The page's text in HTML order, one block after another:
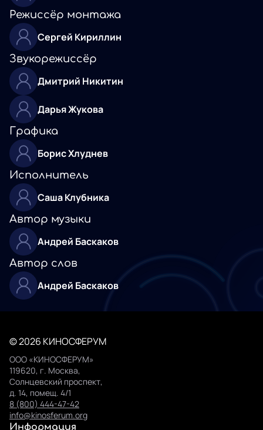
Режиссёр монтажа
Сергей Кириллин
Звукорежиссёр
Дмитрий Никитин
Дарья Жукова
Графика
Борис Хлуднев
Исполнитель
Саша Клубника
Автор музыки
Андрей Баскаков
Автор слов
Андрей Баскаков
© 2026 КИНОСФЕРУМ
ООО «КИНОСФЕРУМ»
119620, г. Москва,
Солнцевский проспект,
д. 14, помещ. 4/1
8 (800) 444-47-42
info@kinosferum.org
Информация